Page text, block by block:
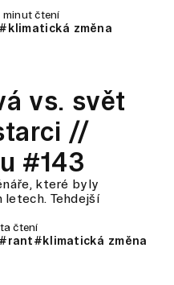
minut čtení
#klimatická změna
vs. svět
//
#143
které byly
Tehdejší
čtení
#rant#klimatická změna